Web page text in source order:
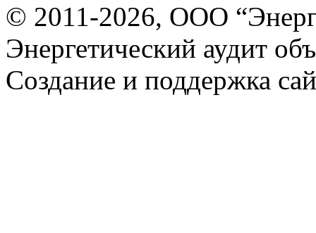
© 2011-2026, ООО
Энергетический аудит
Создание и поддержка